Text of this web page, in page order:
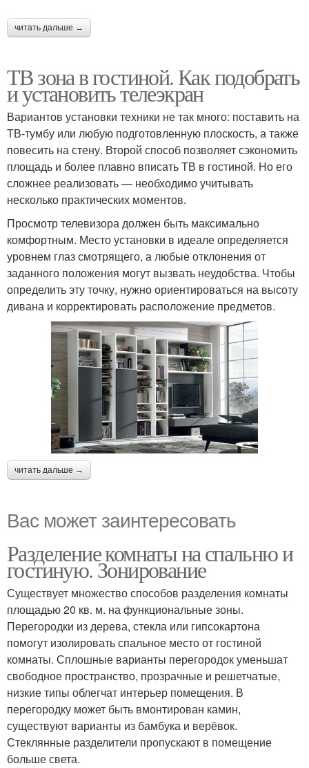
читать дальше →
ТВ зона в гостиной. Как подобрать
и установить телеэкран
Вариантов установки техники не так много: поставить на
ТВ-тумбу или любую подготовленную плоскость, а также
повесить на стену. Второй способ позволяет сэкономить
площадь и более плавно вписать ТВ в гостиной. Но его
сложнее реализовать — необходимо учитывать
несколько практических моментов.
Просмотр телевизора должен быть максимально
комфортным. Место установки в идеале определяется
уровнем глаз смотрящего, а любые отклонения от
заданного положения могут вызвать неудобства. Чтобы
определить эту точку, нужно ориентироваться на высоту
дивана и корректировать расположение предметов.
читать дальше →
Вас может заинтересовать
Разделение комнаты на спальню и
гостиную. Зонирование
Существует множество способов разделения комнаты
площадью 20 кв. м. на функциональные зоны.
Перегородки из дерева, стекла или гипсокартона
помогут изолировать спальное место от гостиной
комнаты. Сплошные варианты перегородок уменьшат
свободное пространство, прозрачные и решетчатые,
низкие типы облегчат интерьер помещения. В
перегородку может быть вмонтирован камин,
существуют варианты из бамбука и верёвок.
Стеклянные разделители пропускают в помещение
больше света.